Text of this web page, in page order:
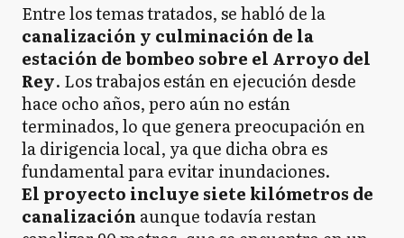
Entre los temas tratados, se habló de la
canalización y culminación de la
estación de bombeo sobre el Arroyo del
Rey. Los trabajos están en ejecución desde
hace ocho años, pero aún no están
terminados, lo que genera preocupación en
la dirigencia local, ya que dicha obra es
fundamental para evitar inundaciones.
El proyecto incluye siete kilómetros de
canalización aunque todavía restan